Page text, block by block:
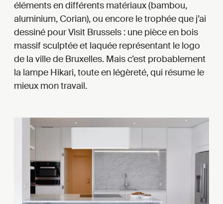
éléments en différents matériaux (bambou,
aluminium, Corian), ou encore le trophée que j’ai
dessiné pour Visit Brussels : une pièce en bois
massif sculptée et laquée représentant le logo
de la ville de Bruxelles. Mais c’est probablement
la lampe Hikari, toute en légèreté, qui résume le
mieux mon travail.